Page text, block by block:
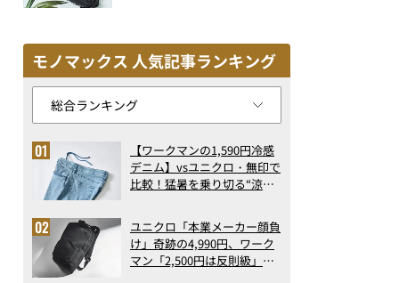
モノマックス 人気記事ランキング
【ワークマンの1,590円冷感
デニム】vsユニクロ・無印で
比較！猛暑を乗り切る“涼感
で決定版
ユニクロ「本業メーカー顔負
け」奇跡の4,990円、ワーク
マン「2,500円は反則級」凄